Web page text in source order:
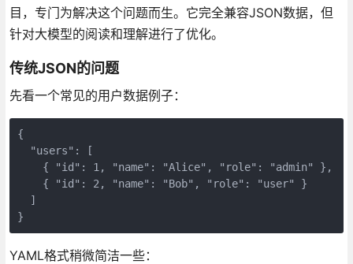
目，专门为解决这个问题而生。它完全兼容JSON数据，但
针对大模型的阅读和理解进行了优化。
传统JSON的问题
先看一个常见的用户数据例子：
{
  "users": [
    { "id": 1, "name": "Alice", "role": "admin" },
    { "id": 2, "name": "Bob", "role": "user" }
  ]
}
YAML格式稍微简洁一些：